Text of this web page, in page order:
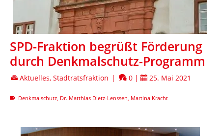
SPD-Fraktion begrüßt Förderung
durch Denkmalschutz-Programm
Aktuelles, Stadtratsfraktion | 0 | 25. Mai 2021
Denkmalschutz Dr. Matthias Dietz-Lenssen Martina Kracht